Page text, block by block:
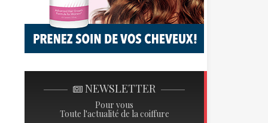
NEWSLETTER
Pour vous
Toute l'actualité de la coiffure